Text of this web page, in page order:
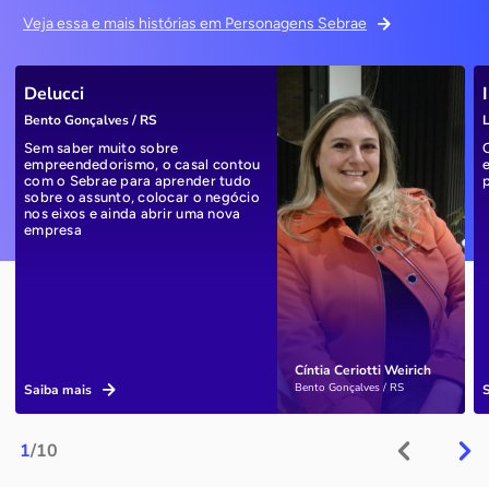
Veja essa e mais histórias em Personagens Sebrae
1/10
Cíntia Ceriotti Weirich
Bento Gonçalves / RS
Delucci
Bento Gonçalves / RS
Sem saber muito sobre
empreendedorismo, o casal contou
com o Sebrae para aprender tudo
sobre o assunto, colocar o negócio
nos eixos e ainda abrir uma nova
empresa
Saiba mais